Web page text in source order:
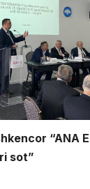
“ANA
sot”